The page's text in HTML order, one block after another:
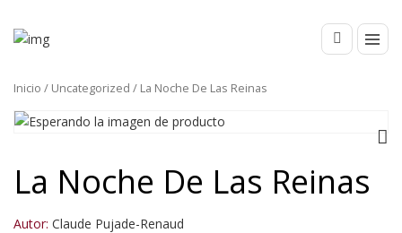
Inicio / Uncategorized / La Noche De Las Reinas
La Noche De Las Reinas
Autor: Claude Pujade-Renaud